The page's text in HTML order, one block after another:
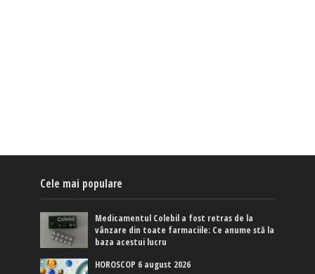
Cele mai populare
Medicamentul Colebil a fost retras de la
vânzare din toate farmaciile: Ce anume stă la
baza acestui lucru
HOROSCOP 6 august 2026